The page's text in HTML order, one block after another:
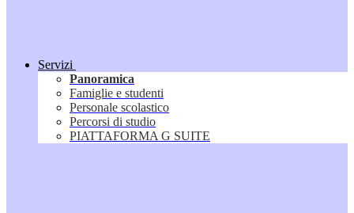
Servizi
Panoramica
Famiglie e studenti
Personale scolastico
Percorsi di studio
PIATTAFORMA G SUITE